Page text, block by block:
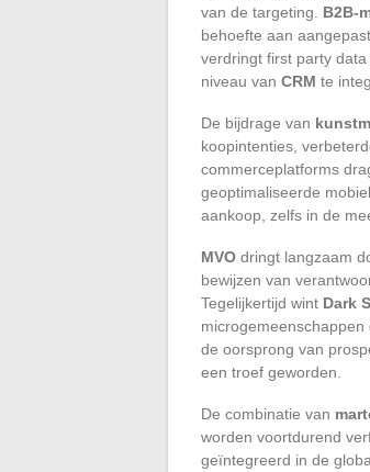
van de targeting. B2B-
behoefte aan
verdringt first party
niveau van CRM te
De bijdrage van
koopintenties,
commerceplatforms
geoptimaliseerde
aankoop, zelfs in de
MVO dringt langzaam
bewijzen van
Tegelijkertijd wint Dark
de oorsprong van
een troef geworden.
De combinatie van
worden voortdurend
geïntegreerd in de